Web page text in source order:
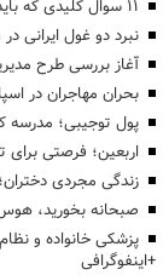
۱۱ سوال کلیدی که باید قبل از ازدواج از همسر آینده‌تان بپرسید +اینفوگرافی
نبرد دو غول ایرانی در مستر المپیا ۲۰۲۶؛
آغاز بررسی طرح
بحران مهاجران در
پول توجیبی؛ مدرسه
اربعین؛ فرصتی برای
زندگی مجردی
صبحانه بخورید،
پزشکی خانواده و
+اینفوگرافی